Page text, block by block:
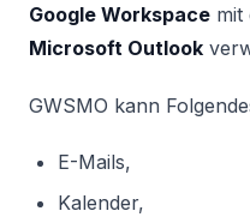
Google Workspace mit
Microsoft Outlook
GWSMO kann
E-Mails,
Kalender,